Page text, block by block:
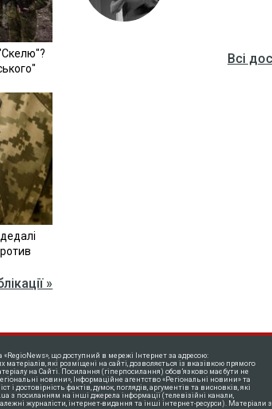
»
Всі
що доступний в мережі Інтернет за адресою:
які розміщені на сайті, дозволяється із вказівкою прямого
на Сайті. Посилання (гіперпосилання) обов’язково має бути не
новини», Інформаційне агентство «Регіональні новини» та
і достовірність фактів, думок, поглядів, аргументів та висновків, які
з посиланням на інші джерела інформації (телевізійні канали,
журналісти, інтернет-видання та інші інтернет-ресурси). Матеріали з